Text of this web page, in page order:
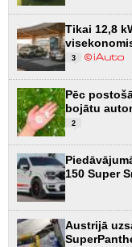
Tikai 12,8
3
Pēc
bojātu
2
150 Super
Austrijā